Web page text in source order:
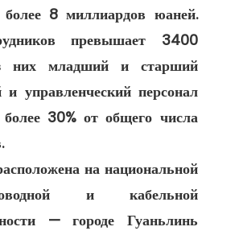
более 8 миллиардов юаней.
превышает 3400
них младший и старший
и управленческий персонал
более 30% от общего числа
и кабельной
— городе Гуаньлинь